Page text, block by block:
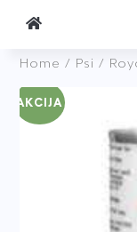
Home / Psi /
AKCIJA